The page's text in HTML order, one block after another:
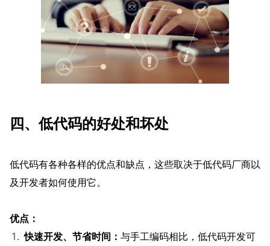
四、低代码的好处和坏处
低代码有各种各样的优点和缺点，这些取决于低代码厂商以
及开发者如何使用它。
优点：
快速开发、节省时间： 与手工编码相比，低代码开发可